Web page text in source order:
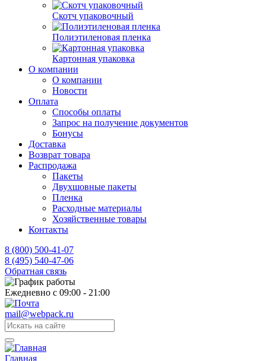
Скотч упаковочный
Полиэтиленовая пленка
Картонная упаковка
О компании
О компании
Новости
Оплата
Способы оплаты
Запрос на получение документов
Бонусы
Доставка
Возврат товара
Распродажа
Пакеты
Двухшовные пакеты
Пленка
Расходные материалы
Хозяйственные товары
Контакты
8 (800) 500-41-07
8 (495) 540-47-06
Обратная связь
Ежедневно с 09:00 - 21:00
mail@webpack.ru
Главная